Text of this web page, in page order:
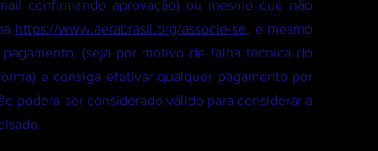
confirmando aprovação) ou mesmo que não
https://www.aerabrasil.org/associe-se, e mesmo
(seja por motivo de falha técnica do
e consiga efetivar qualquer pagamento por
poderá ser considerado válido para considerar a